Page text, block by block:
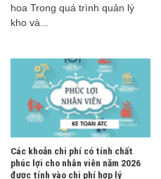
hoa Trong quá trình quản lý
kho và...
Các khoản chi phí có tính chất
phúc lợi cho nhân viên năm 2026
được tính vào chi phí hợp lý